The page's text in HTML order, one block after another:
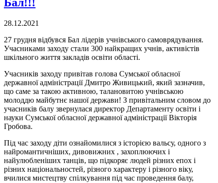
28.12.2021
27 грудня відбувся Бал лідерів учнівського самоврядування.
Учасниками заходу стали 300 найкращих учнів, активістів
шкільного життя закладів освіти області.
Учасників заходу привітав голова Сумської обласної
державної адміністрації Дмитро Живицький, який зазначив,
що саме за такою активною, талановитою учнівською
молоддю майбутнє нашої держави! З привітальним словом до
учасників балу звернулася директор Департаменту освіти і
науки Сумської обласної державної адміністрації Вікторія
Гробова.
Під час заходу діти ознайомилися з історією вальсу, одного з
найромантичніших, дивовижних , захоплюючих і
найулюбленіших танців, що підкоряє людей різних епох і
різних національностей, різного характеру і різного віку,
вчилися мистецтву спілкування під час проведення балу,